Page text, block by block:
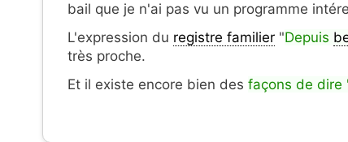
bail que je n'ai pas vu un programme
L'expression du registre familier "Depuis
très proche.
Et il existe encore bien des façons de dire